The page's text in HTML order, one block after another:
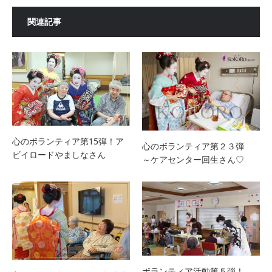
関連記事
心のボランティア第15弾！ア
ビイロードやましなさん
心のボランティア第２３弾
～ケアセンター回生さん♡